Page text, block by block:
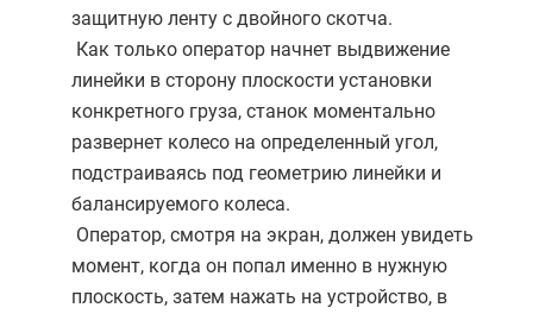
защитную ленту с двойного скотча.
Как только оператор начнет выдвижение
линейки в сторону плоскости установки
конкретного груза, станок моментально
развернет колесо на определенный угол,
подстраиваясь под геометрию линейки и
балансируемого колеса.
Оператор, смотря на экран, должен увидеть
момент, когда он попал именно в нужную
плоскость, затем нажать на устройство, в